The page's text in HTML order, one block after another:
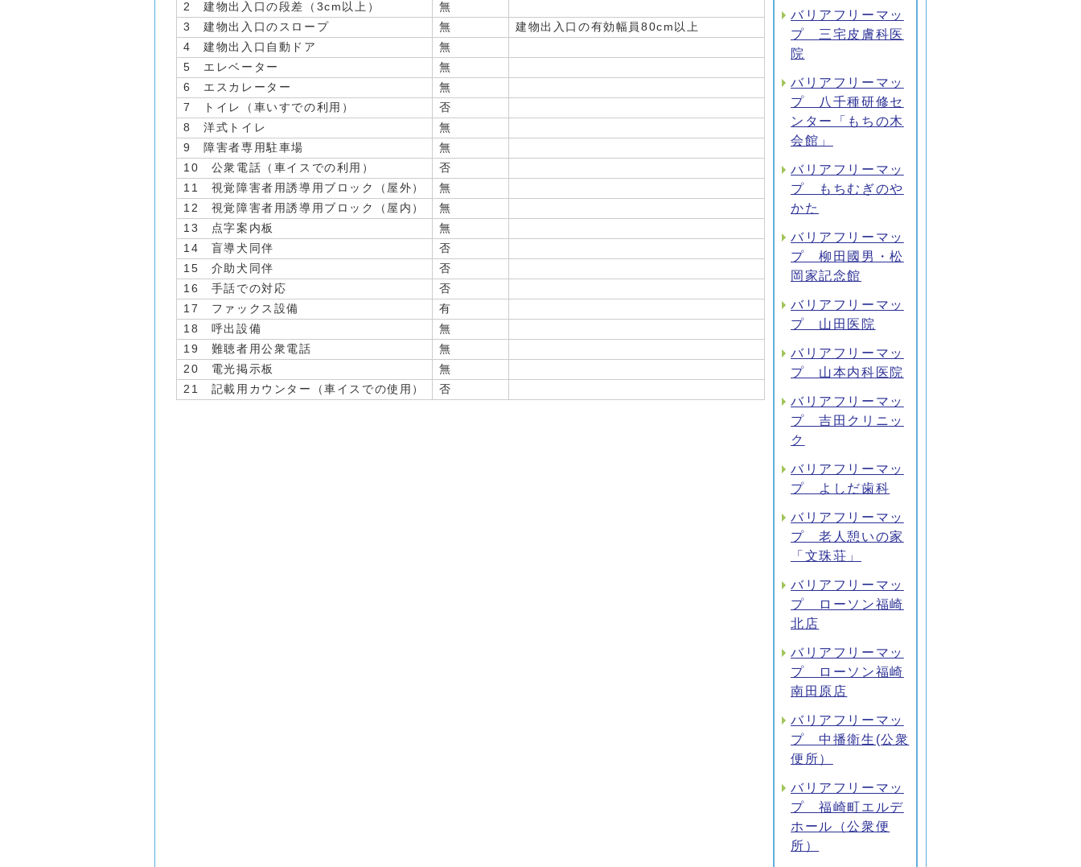
2 建物出入口の段差（3cm以上）
無
3 建物出入口のスロープ
無
建物出入口の有効幅員80cm以上
4 建物出入口自動ドア
無
5 エレベーター
無
6 エスカレーター
無
7 トイレ（車いすでの利用）
否
8 洋式トイレ
無
9 障害者専用駐車場
無
10 公衆電話（車イスでの利用）
否
11 視覚障害者用誘導用ブロック（屋外）
無
12 視覚障害者用誘導用ブロック（屋内）
無
13 点字案内板
無
14 盲導犬同伴
否
15 介助犬同伴
否
16 手話での対応
否
17 ファックス設備
有
18 呼出設備
無
19 難聴者用公衆電話
無
20 電光掲示板
無
21 記載用カウンター（車イスでの使用）
否
バリアフリーマッ
プ 三宅皮膚科医
院
バリアフリーマッ
プ 八千種研修セ
ンター「もちの木
会館」
バリアフリーマッ
プ もちむぎのや
かた
バリアフリーマッ
プ 柳田國男・松
岡家記念館
バリアフリーマッ
プ 山田医院
バリアフリーマッ
プ 山本内科医院
バリアフリーマッ
プ 吉田クリニッ
ク
バリアフリーマッ
プ よしだ歯科
バリアフリーマッ
プ 老人憩いの家
「文珠荘」
バリアフリーマッ
プ ローソン福崎
北店
バリアフリーマッ
プ ローソン福崎
南田原店
バリアフリーマッ
プ 中播衛生(公衆
便所）
バリアフリーマッ
プ 福崎町エルデ
ホール（公衆便
所）